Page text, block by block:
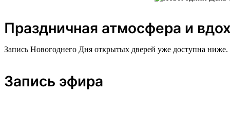
Праздничная атмосфера и
Запись Новогоднего Дня открытых дверей уже доступна
Запись эфира